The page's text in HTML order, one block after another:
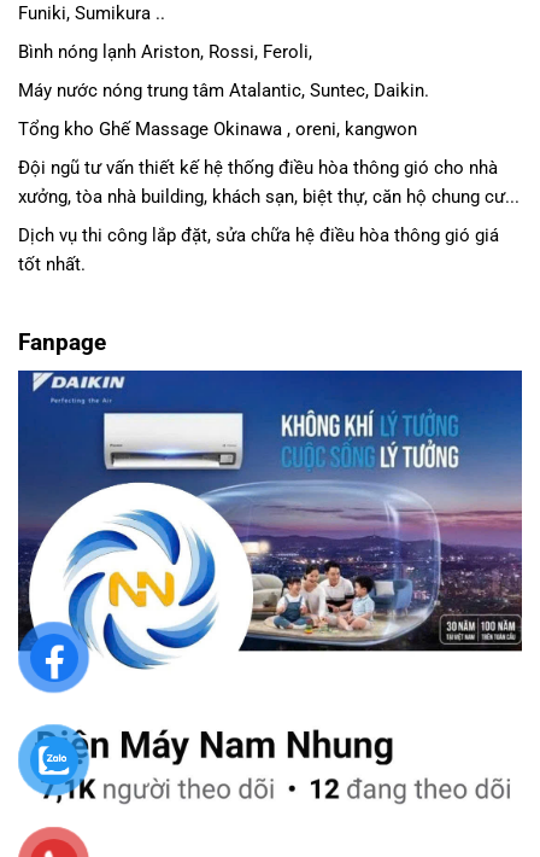
Funiki, Sumikura ..
Bình nóng lạnh Ariston, Rossi, Feroli,
Máy nước nóng trung tâm Atalantic, Suntec, Daikin.
Tổng kho Ghế Massage Okinawa , oreni, kangwon
Đội ngũ tư vấn thiết kế hệ thống điều hòa thông gió cho nhà
xưởng, tòa nhà building, khách sạn, biệt thự, căn hộ chung cư...
Dịch vụ thi công lắp đặt, sửa chữa hệ điều hòa thông gió giá
tốt nhất.
Fanpage